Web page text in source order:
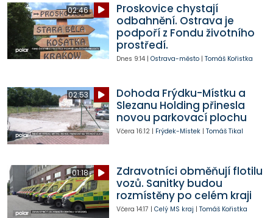
02:46
Proskovice chystají
odbahnění. Ostrava je
podpoří z Fondu životního
prostředí.
Dnes 9:14| Ostrava-město| Tomáš Kořistka
02:53
Dohoda Frýdku-Místku a
Slezanu Holding přinesla
novou parkovací plochu
Včera 16:12| Frýdek-Místek| Tomáš Tikal
01:18
Zdravotníci obměňují flotilu
vozů. Sanitky budou
rozmístěny po celém kraji
Včera 14:17 | Celý MS kraj | Tomáš Kořistka